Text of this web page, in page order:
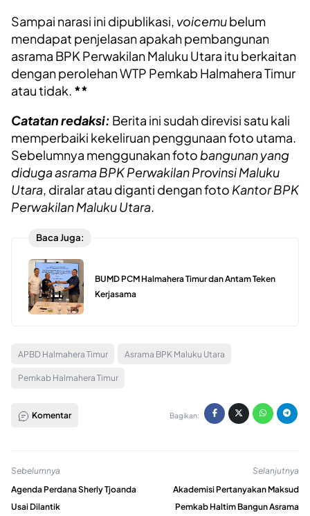
Sampai narasi ini dipublikasi, voicemubelum
mendapat penjelasan apakah pembangunan
asrama BPK Perwakilan Maluku Utara itu berkaitan
dengan perolehan WTP Pemkab Halmahera Timur
atau tidak. **
Catatan redaksi: Berita ini sudah direvisi satu kali
memperbaiki kekeliruan penggunaan foto utama.
Sebelumnya menggunakan foto bangunan yang
diduga asrama BPK Perwakilan Provinsi Maluku
Utara , diralar atau diganti dengan foto Kantor BPK
Perwakilan Maluku Utara
Baca Juga:
BUMD PCM Halmahera Timur dan Antam Teken
Kerjasama
APBD Halmahera Timur Asrama BPK Maluku Utara
Pemkab Halmahera Timur
Komentar Bagikan:
Sebelumnya
Agenda Perdana Sherly Tjoanda
Usai Dilantik
Selanjutnya
Akademisi Pertanyakan Maksud
Pemkab Haltim Bangun Asrama